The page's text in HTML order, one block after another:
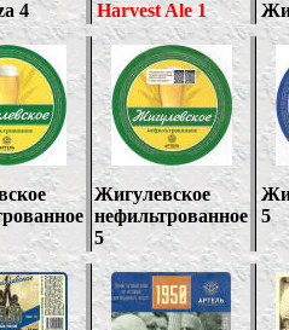
4 Harvest Ale 1
Жигулевское
нефильтрованное
5
5